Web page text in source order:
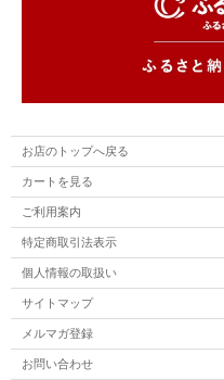
お店のトップへ戻る
カートを見る
ご利用案内
特定商取引法表示
個人情報の取扱い
サイトマップ
メルマガ登録
お問い合わせ